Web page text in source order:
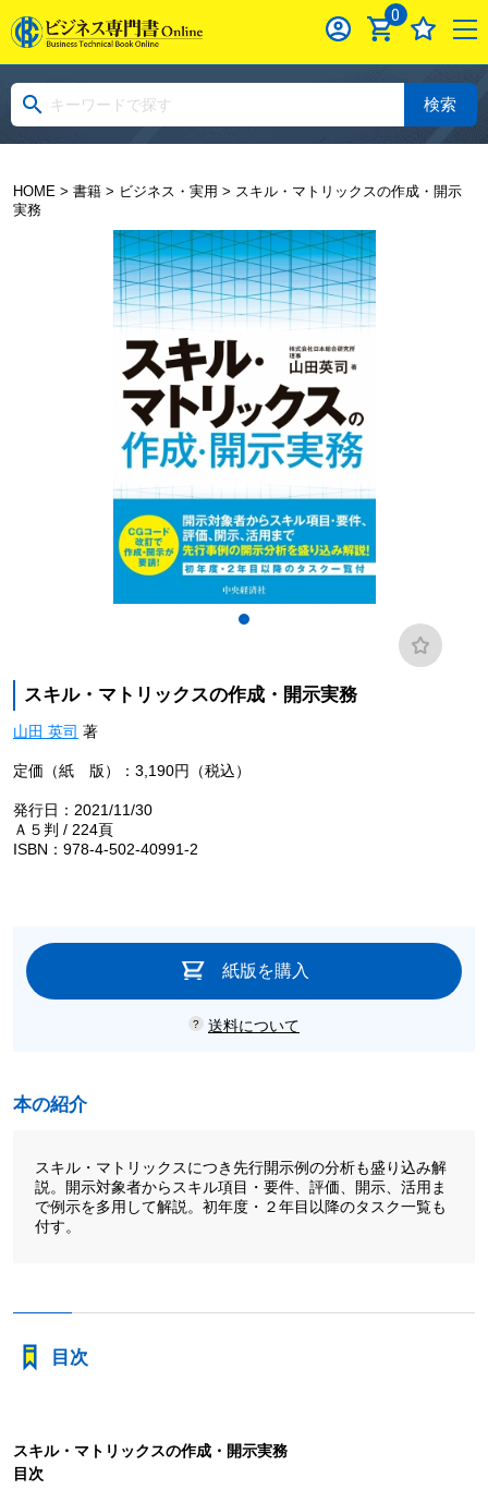
0
検索
HOME> 書籍> ビジネス・実用 > スキル・マトリックスの作成・開示
実務
スキル・マトリックスの作成・開示実務
山田 英司 著
定価（紙 版）：3,190円（税込）
発行日：2021/11/30
Ａ５判 / 224頁
ISBN：978-4-502-40991-2
紙版を購入
送料について
本の紹介
スキル・マトリックスにつき先行開示例の分析も盛り込み解
説。開示対象者からスキル項目・要件、評価、開示、活用ま
で例示を多用して解説。初年度・２年目以降のタスク一覧も
付す。
目次
スキル・マトリックスの作成・開示実務
目次